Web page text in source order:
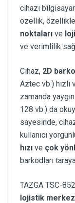
cihazı
özellik, özellikle
noktaları ve
ve verimlilik
Cihaz, 2D
Aztec vb.) hızlı
zamanda yaygın
128 vb.) da
sayesinde,
kullanıcı
hızı ve çok
barkodları
TAZGA TSC-
lojistik